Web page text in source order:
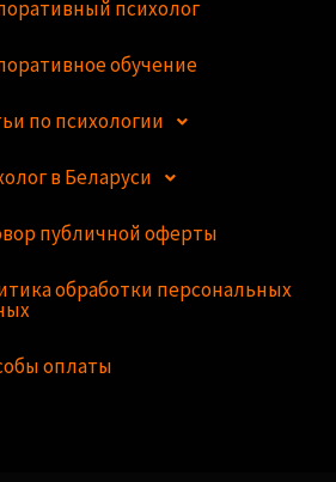
психолог
обучение
по психологии
в Беларуси
публичной оферты
обработки персональных
оплаты